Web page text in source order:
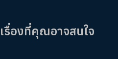
เรื่องที่คุณอาจสนใจ